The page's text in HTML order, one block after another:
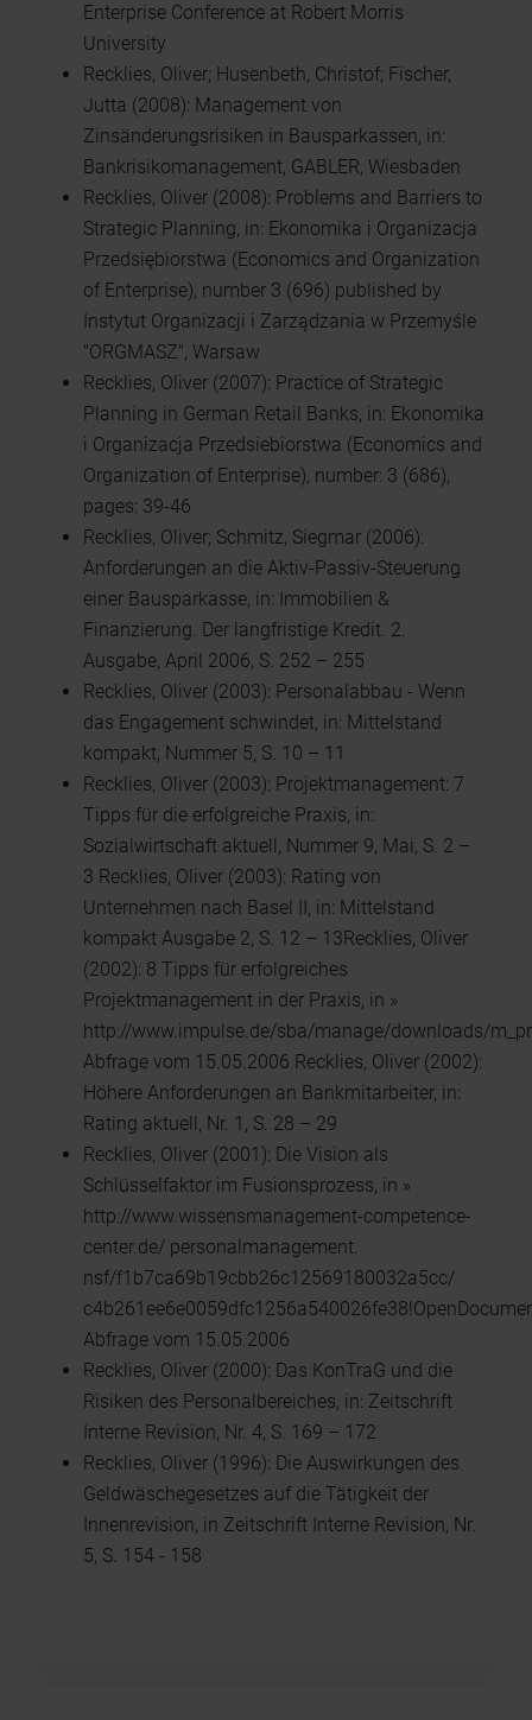
Enterprise Conference at Robert Morris
University
Recklies, Oliver; Husenbeth, Christof; Fischer,
Jutta (2008): Management von
Zinsänderungsrisiken in Bausparkassen, in:
Bankrisikomanagement, GABLER, Wiesbaden
Recklies, Oliver (2008): Problems and Barriers to
Strategic Planning, in: Ekonomika i Organizacja
Przedsiębiorstwa (Economics and Organization
of Enterprise), number 3 (696) published by
Instytut Organizacji i Zarządzania w Przemyśle
"ORGMASZ", Warsaw
Recklies, Oliver (2007): Practice of Strategic
Planning in German Retail Banks, in: Ekonomika
i Organizacja Przedsiebiorstwa (Economics and
Organization of Enterprise), number: 3 (686),
pages: 39-46
Recklies, Oliver; Schmitz, Siegmar (2006):
Anforderungen an die Aktiv-Passiv-Steuerung
einer Bausparkasse, in: Immobilien &
Finanzierung. Der langfristige Kredit. 2.
Ausgabe, April 2006, S. 252 – 255
Recklies, Oliver (2003): Personalabbau - Wenn
das Engagement schwindet, in: Mittelstand
kompakt, Nummer 5, S. 10 – 11
Recklies, Oliver (2003): Projektmanagement: 7
Tipps für die erfolgreiche Praxis, in:
Sozialwirtschaft aktuell, Nummer 9, Mai, S. 2 –
3 Recklies, Oliver (2003): Rating von
Unternehmen nach Basel II, in: Mittelstand
kompakt Ausgabe 2, S. 12 – 13Recklies, Oliver
(2002): 8 Tipps für erfolgreiches
Projektmanagement in der Praxis, in »
http://www.impulse.de/sba/manage/downloads/
Abfrage vom 15.05.2006 Recklies, Oliver (2002):
Höhere Anforderungen an Bankmitarbeiter, in:
Rating aktuell, Nr. 1, S. 28 – 29
Recklies, Oliver (2001): Die Vision als
Schlüsselfaktor im Fusionsprozess, in »
http://www.wissensmanagement-competence-
center.de/ personalmanagement.
nsf/f1b7ca69b19cbb26c12569180032a5cc/
Abfrage vom 15.05.2006
Recklies, Oliver (2000): Das KonTraG und die
Risiken des Personalbereiches, in: Zeitschrift
Interne Revision, Nr. 4, S. 169 – 172
Recklies, Oliver (1996): Die Auswirkungen des
Geldwäschegesetzes auf die Tätigkeit der
Innenrevision, in Zeitschrift Interne Revision, Nr.
5, S. 154 - 158